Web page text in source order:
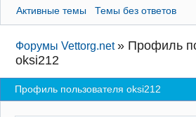
Пользователи
Правила
Поиск
Регистрация
Активные темы Темы без ответов
Форумы Vettorg.net » Профиль
oksi212
Профиль пользователя oksi212